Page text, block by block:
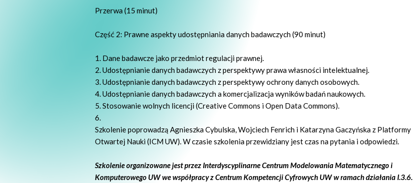
Przerwa (15 minut)
Część 2: Prawne aspekty udostępniania danych badawczych (90 minut)
Dane badawcze jako przedmiot regulacji prawnej.
Udostępnianie danych badawczych z perspektywy prawa własności intelektualnej.
Udostępnianie danych badawczych z perspektywy ochrony danych osobowych.
Udostępnianie danych badawczych a komercjalizacja wyników badań naukowych.
Stosowanie wolnych licencji (Creative Commons i Open Data Commons).
Szkolenie poprowadzą Agnieszka Cybulska, Wojciech Fenrich i Katarzyna Gaczyńska z Platformy
Otwartej Nauki (ICM UW). W czasie szkolenia przewidziany jest czas na pytania i odpowiedzi.
Szkolenie organizowane jest przez Interdyscyplinarne Centrum Modelowania Matematycznego i
Komputerowego UW we współpracy z Centrum Kompetencji Cyfrowych UW w ramach działania I.3.6.